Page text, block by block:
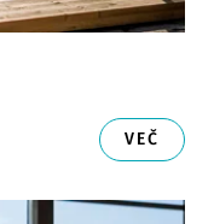
VEČ